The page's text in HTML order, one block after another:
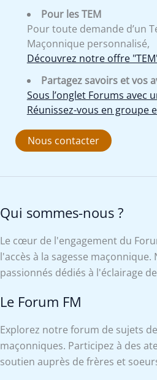
Pour les TEM
Pour toute demande d’un
Maçonnique personnalisé,
Découvrez notre offre
Partagez savoirs et vos
Sous l’onglet Forums avec
Réunissez-vous en groupe
Nous contacter
Qui sommes-nous ?
Le cœur de l'engagement du
l'accès à la sagesse maçonnique.
passionnés dédiés à l'éclairage
Le Forum FM
Explorez notre forum de sujets
maçonniques. Participez à des
soutien auprès de frères et